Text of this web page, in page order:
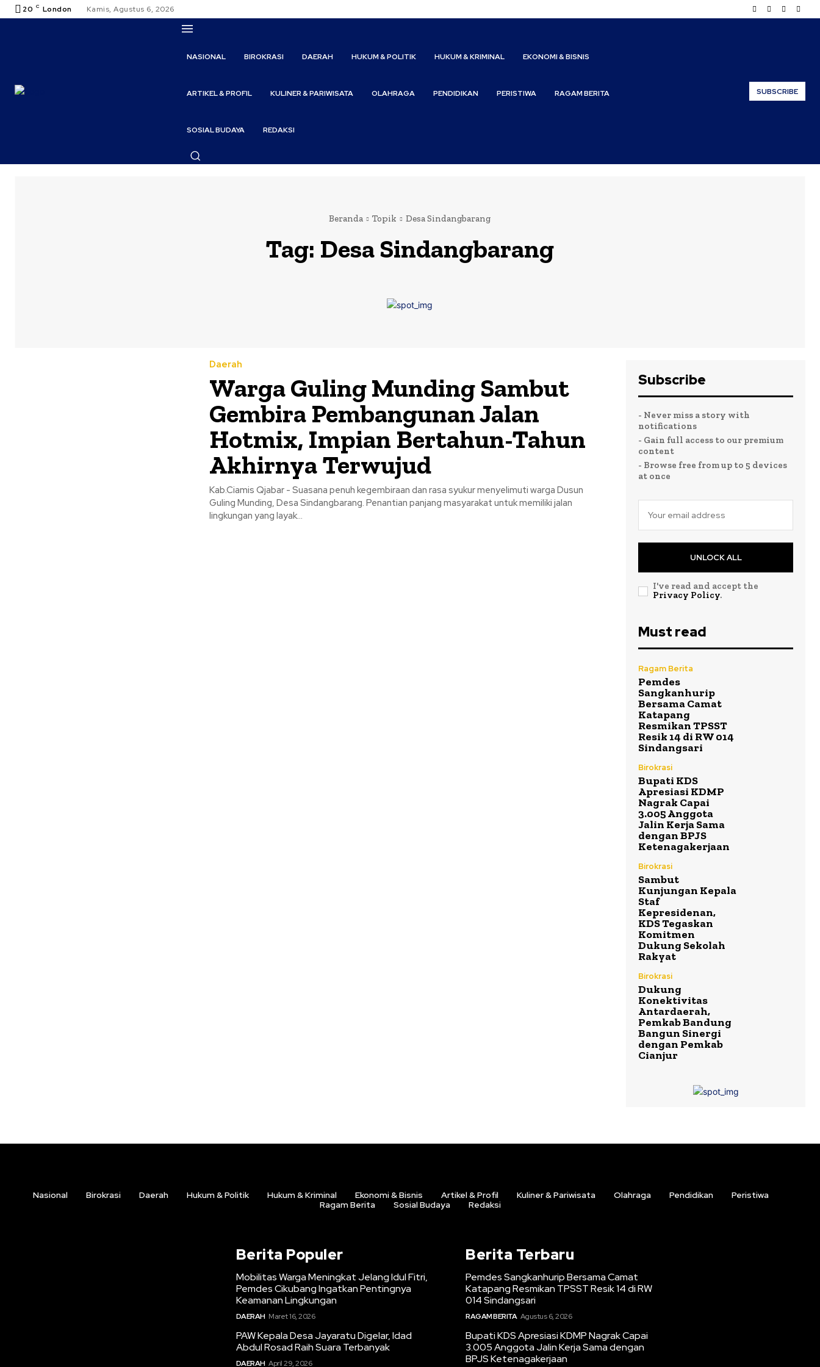
20 C London Kamis, Agustus 6, 2026
NASIONAL BIROKRASI DAERAH HUKUM & POLITIK HUKUM & KRIMINAL EKONOMI & BISNIS
ARTIKEL & PROFIL KULINER & PARIWISATA OLAHRAGA PENDIDIKAN PERISTIWA RAGAM BERITA
SOSIAL BUDAYA REDAKSI
SUBSCRIBE
Beranda Topik Desa Sindangbarang
Tag: Desa Sindangbarang
Daerah
Warga Guling Munding Sambut
Gembira Pembangunan Jalan
Hotmix, Impian Bertahun-Tahun
Akhirnya Terwujud
Kab.Ciamis Qjabar - Suasana penuh kegembiraan dan rasa syukur menyelimuti warga Dusun
Guling Munding, Desa Sindangbarang. Penantian panjang masyarakat untuk memiliki jalan
lingkungan yang layak...
Subscribe
- Never miss a story with
notifications
- Gain full access to our premium
content
- Browse free from up to 5 devices
at once
UNLOCK ALL
I've read and accept the
Privacy Policy.
Must read
Ragam Berita
Pemdes
Sangkanhurip
Bersama Camat
Katapang
Resmikan TPSST
Resik 14 di RW 014
Sindangsari
Birokrasi
Bupati KDS
Apresiasi KDMP
Nagrak Capai
3.005 Anggota
Jalin Kerja Sama
dengan BPJS
Ketenagakerjaan
Birokrasi
Sambut
Kunjungan Kepala
Staf
Kepresidenan,
KDS Tegaskan
Komitmen
Dukung Sekolah
Rakyat
Birokrasi
Dukung
Konektivitas
Antardaerah,
Pemkab Bandung
Bangun Sinergi
dengan Pemkab
Cianjur
Nasional Birokrasi Daerah Hukum & Politik Hukum & Kriminal Ekonomi & Bisnis Artikel & Profil Kuliner & Pariwisata Olahraga Pendidikan
Peristiwa
Ragam Berita
Sosial Budaya Redaksi
Berita Populer
Mobilitas Warga Meningkat Jelang Idul Fitri,
Pemdes Cikubang Ingatkan Pentingnya
Keamanan Lingkungan
DAERAH Maret 16, 2026
PAW Kepala Desa Jayaratu Digelar, Idad
Abdul Rosad Raih Suara Terbanyak
DAERAH April 29, 2026
Berita Terbaru
Pemdes Sangkanhurip Bersama Camat
Katapang Resmikan TPSST Resik 14 di RW
014 Sindangsari
RAGAM BERITA Agustus 6, 2026
Bupati KDS Apresiasi KDMP Nagrak Capai
3.005 Anggota Jalin Kerja Sama dengan
BPJS Ketenagakerjaan